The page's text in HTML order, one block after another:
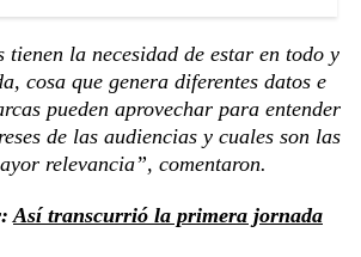
tienen la necesidad de estar en todo y
cosa que genera diferentes datos e
pueden aprovechar para entender
de las audiencias y cuales son las
relevancia”, comentaron.
Así transcurrió la primera jornada